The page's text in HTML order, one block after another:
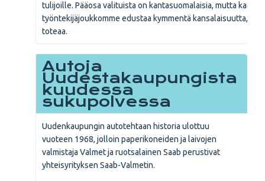
tulijoille. Pääosa valituista on kantasuomalaisia, mutta
työntekijäjoukkomme edustaa kymmentä kansalaisuutta,
toteaa.
Autoja
Uudestakaupungista
kuudessa
sukupolvessa
Uudenkaupungin autotehtaan historia ulottuu
vuoteen 1968, jolloin paperikoneiden ja laivojen
valmistaja Valmet ja ruotsalainen Saab perustivat
yhteisyrityksen Saab-Valmetin.